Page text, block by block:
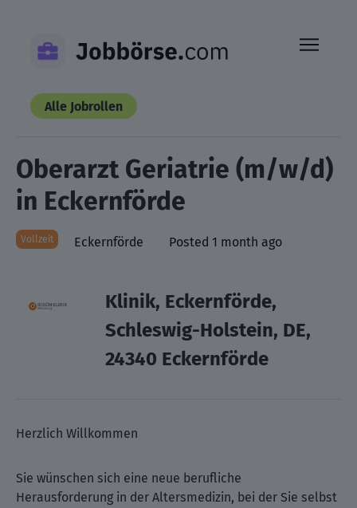
content
Alle Jobrollen
Oberarzt Geriatrie (m/w/d)
in Eckernförde
Vollzeit Eckernförde Posted 1 month ago
Klinik, Eckernförde,
Schleswig-Holstein, DE,
24340 Eckernförde
Herzlich Willkommen
Sie wünschen sich eine neue berufliche
Herausforderung in der Altersmedizin, bei der Sie selbst